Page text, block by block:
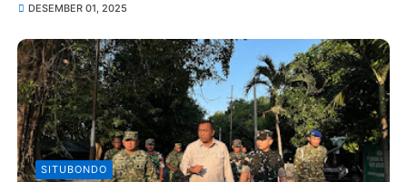
DESEMBER 01, 2025
SITUBONDO